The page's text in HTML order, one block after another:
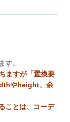
す。
ますが「置換要
やheight、余
ことは、コーデ